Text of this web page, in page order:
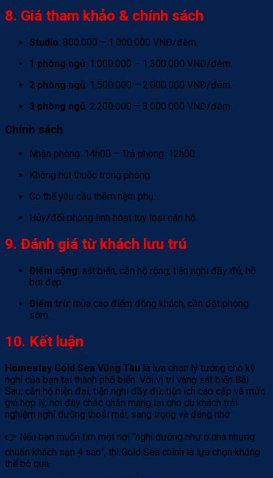
8. Giá tham khảo & chính sách
Studio: 800.000 – 1.000.000 VNĐ/đêm.
1 phòng ngủ: 1.000.000 – 1.300.000 VNĐ/đêm.
2 phòng ngủ: 1.500.000 – 2.000.000 VNĐ/đêm.
3 phòng ngủ: 2.200.000 – 3.000.000 VNĐ/đêm.
Chính sách
Nhận phòng: 14h00 – Trả phòng: 12h00.
Không hút thuốc trong phòng.
Có thể yêu cầu thêm nệm phụ.
Hủy/đổi phòng linh hoạt tùy loại căn hộ.
9. Đánh giá từ khách lưu trú
Điểm cộng: sát biển, căn hộ rộng, tiện nghi đầy đủ, hồ
bơi đẹp.
Điểm trừ: mùa cao điểm đông khách, cần đặt phòng
sớm.
10. Kết luận
Homestay Gold Sea Vũng Tàu là lựa chọn lý tưởng cho kỳ
nghỉ của bạn tại thành phố biển. Với vị trí vàng sát biển Bãi
Sau, căn hộ hiện đại, tiện nghi đầy đủ, tiện ích cao cấp và mức
giá hợp lý, nơi đây chắc chắn mang lại cho du khách trải
nghiệm nghỉ dưỡng thoải mái, sang trọng và đáng nhớ.
👉 Nếu bạn muốn tìm một nơi “nghỉ dưỡng như ở nhà nhưng
chuẩn khách sạn 4 sao”, thì Gold Sea chính là lựa chọn không
thể bỏ qua.